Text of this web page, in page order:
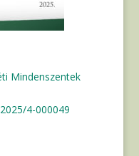
Mindenszentek
4-000049